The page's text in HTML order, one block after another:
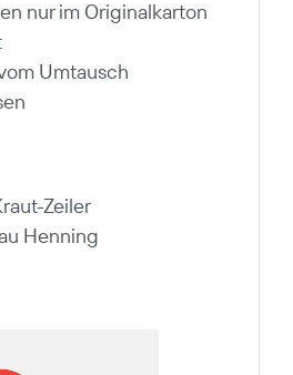
nur im Originalkarton
Umtausch
Zeiler
Henning